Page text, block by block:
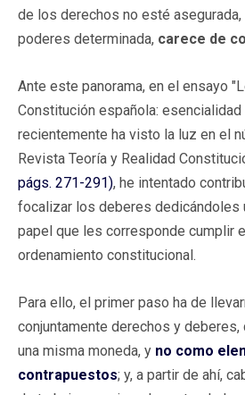
de los derechos no esté
poderes determinada, carece de
Ante este panorama, en el ensayo
Constitución española: esencialidad
recientemente ha visto la luz en el
Revista Teoría y Realidad
págs. 271-291), he intentado
focalizar los deberes dedicándoles
papel que les corresponde cumplir
ordenamiento constitucional.
Para ello, el primer paso ha de
conjuntamente derechos y
una misma moneda, y no como
contrapuestos; y, a partir de ahí,